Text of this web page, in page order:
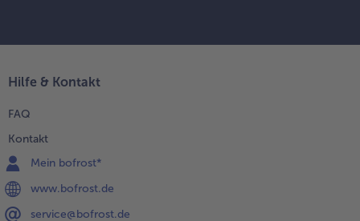
Hilfe & Kontakt
FAQ
Kontakt
Mein bofrost*
www.bofrost.de
service@bofrost.de